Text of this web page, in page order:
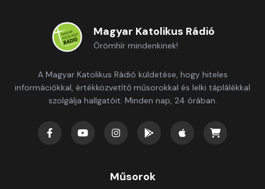
Magyar Katolikus Rádió
Örömhír mindenkinek!
A Magyar Katolikus Rádió küldetése, hogy hiteles
információkkal, értékközvetítő műsorokkal és lelki táplálékkal
szolgálja hallgatóit. Minden nap, 24 órában.
Műsorok